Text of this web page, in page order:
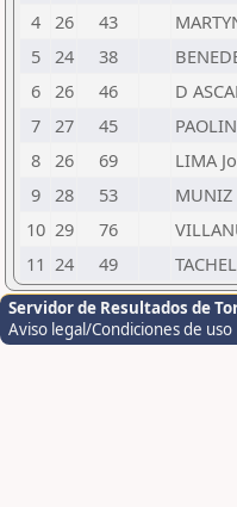
4 26 43
5 24 38
6 26 46 D
7 27 45
8 26 69 LIMA
9 28 53
10 29 76
11 24 49
Servidor de Resultados de
Aviso legal/Condiciones de uso